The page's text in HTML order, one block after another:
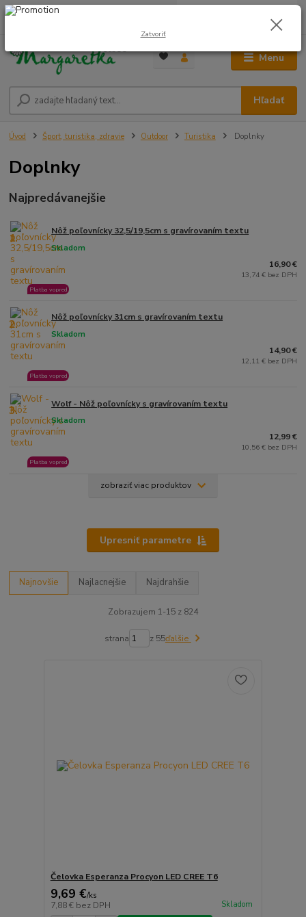
Menu
Hľadať
0948 236 042
0,00 €
Úvod Šport, turistika, zdravie Outdoor Turistika Doplnky
Doplnky
Najpredávanejšie
1. Nôž poľovnícky 32,5/19,5cm s gravírovaním textu
Skladom
Platba vopred
16,90 €
13,74 € bez DPH
2. Nôž poľovnícky 31cm s gravírovaním textu
Skladom
Platba vopred
14,90 €
12,11 € bez DPH
3. Wolf - Nôž poľovnícky s gravírovaním textu
Skladom
Platba vopred
12,99 €
10,56 € bez DPH
zobraziť viac produktov
Upresniť parametre
Najnovšie Najlacnejšie Najdrahšie
Zobrazujem 1-15 z 824
strana z 55ďalšie
Čelovka Esperanza Procyon LED CREE T6
9,69 €/ks
7,88 € bez DPH Skladom
Zatvoriť